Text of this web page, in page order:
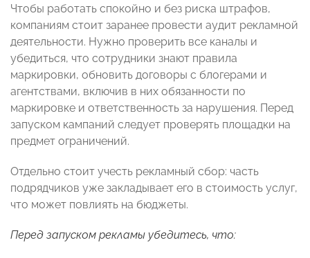
Чтобы работать спокойно и без риска штрафов,
компаниям стоит заранее провести аудит рекламной
деятельности. Нужно проверить все каналы и
убедиться, что сотрудники знают правила
маркировки, обновить договоры с блогерами и
агентствами, включив в них обязанности по
маркировке и ответственность за нарушения. Перед
запуском кампаний следует проверять площадки на
предмет ограничений.
Отдельно стоит учесть рекламный сбор: часть
подрядчиков уже закладывает его в стоимость услуг,
что может повлиять на бюджеты.
Перед запуском рекламы убедитесь, что: